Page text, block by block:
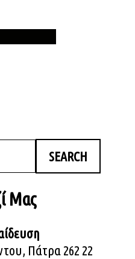
SEARCH
Μας
Πάτρα 262 22